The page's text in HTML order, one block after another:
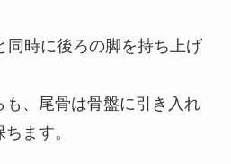
同時に後ろの脚を持ち上げ
、尾骨は骨盤に引き入れ
ます。